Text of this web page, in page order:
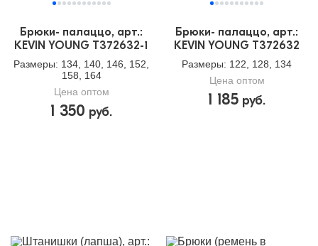
Брюки- палаццо, арт.:
KEVIN YOUNG T372632-1
Размеры: 134, 140, 146, 152,
158, 164
Цена оптом
1 350 руб.
Брюки- палаццо, арт.:
KEVIN YOUNG T372632
Размеры: 122, 128, 134
Цена оптом
1 185 руб.